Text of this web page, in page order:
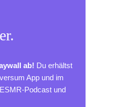
ab! Du erhältst
App und im
Podcast und